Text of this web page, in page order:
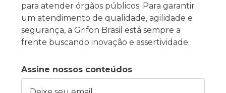
para atender órgãos públicos. Para garantir
um atendimento de qualidade, agilidade e
segurança, a Grifon Brasil está sempre a
frente buscando inovação e assertividade.
Assine nossos conteúdos